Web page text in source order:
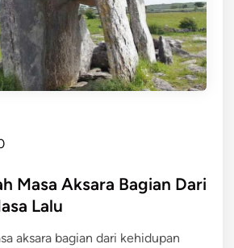
Masa Aksara Bagian Dari
Lalu
aksara bagian dari kehidupan